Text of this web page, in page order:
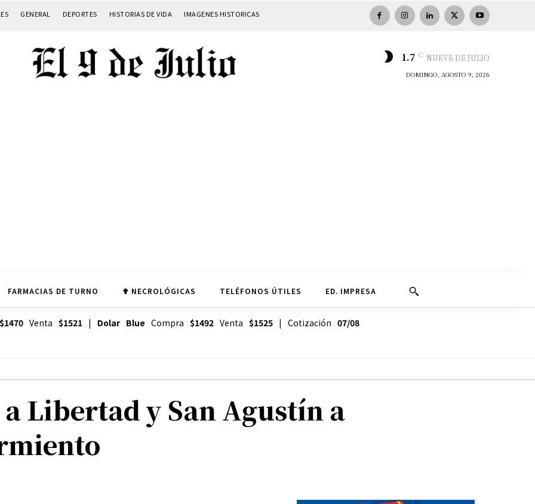
GENERAL DEPORTES HISTORIAS DE VIDA IMAGENES HISTORICAS
1.7 C NUEVE DE JULIO
DOMINGO, AGOSTO 9, 2026
FARMACIAS DE TURNO ✟ NECROLÓGICAS TELÉFONOS ÚTILES ED. IMPRESA
$1470Venta $1521| Dolar Blue Compra $1492Venta $1525| Cotización 07/08
Libertad y San Agustín a